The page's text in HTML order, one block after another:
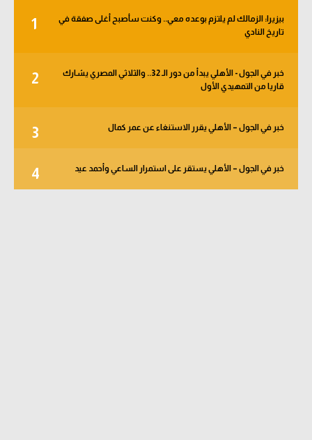
1
بيزيرا: الزمالك لم يلتزم بوعده معي.. وكنت سأصبح أغلى صفقة في
تاريخ النادي
2
خبر في الجول - الأهلي يبدأ من دور الـ 32.. والثلاثي المصري يشارك
قاريا من التمهيدي الأول
3 خبر في الجول – الأهلي يقرر الاستنغاء عن عمر كمال
4 خبر في الجول – الأهلي يستقر على استمرار الساعي وأحمد عيد